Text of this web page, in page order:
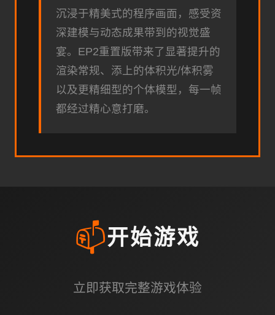
沉浸于精美式的程序画面，感受资
深建模与动态成果带到的视觉盛
宴。EP2重置版带来了显著提升的
渲染常规、添上的体积光/体积雾
以及更精细型的个体模型，每一帧
都经过精心意打磨。
📫开始游戏
立即获取完整游戏体验